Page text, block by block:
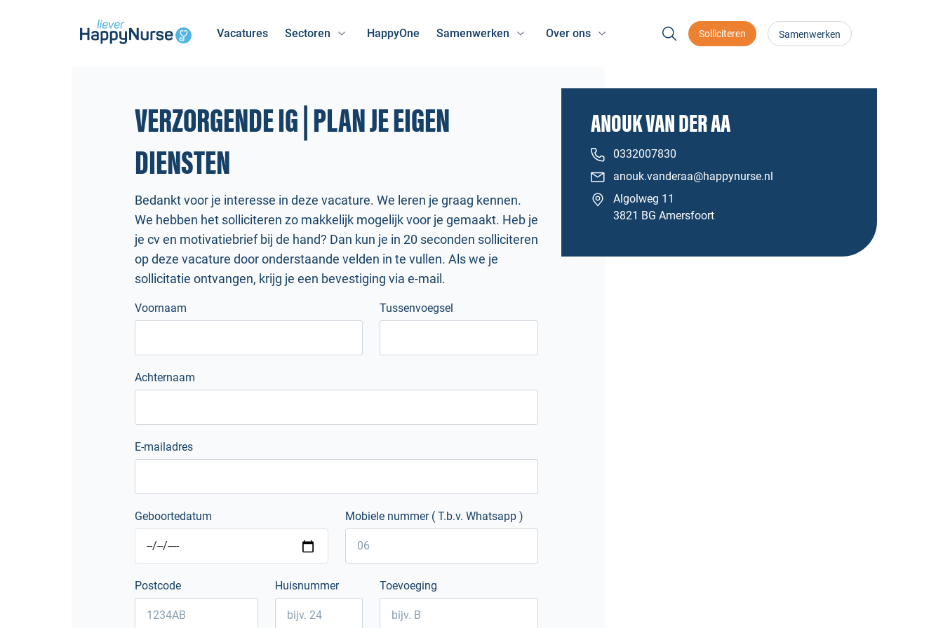
Vacatures Sectoren HappyOne Samenwerken Over ons Solliciteren Samenwerken
VERZORGENDE IG | PLAN JE EIGEN
DIENSTEN
Bedankt voor je interesse in deze vacature. We leren je graag kennen.
We hebben het solliciteren zo makkelijk mogelijk voor je gemaakt. Heb je
je cv en motivatiebrief bij de hand? Dan kun je in 20 seconden solliciteren
op deze vacature door onderstaande velden in te vullen. Als we je
sollicitatie ontvangen, krijg je een bevestiging via e-mail.
Voornaam Tussenvoegsel
Achternaam
E-mailadres
Geboortedatum Mobiele nummer ( T.b.v. Whatsapp )
Postcode Huisnummer Toevoeging
ANOUK VAN DER AA
0332007830
anouk.vanderaa@happynurse.nl
Algolweg 11
3821 BG Amersfoort